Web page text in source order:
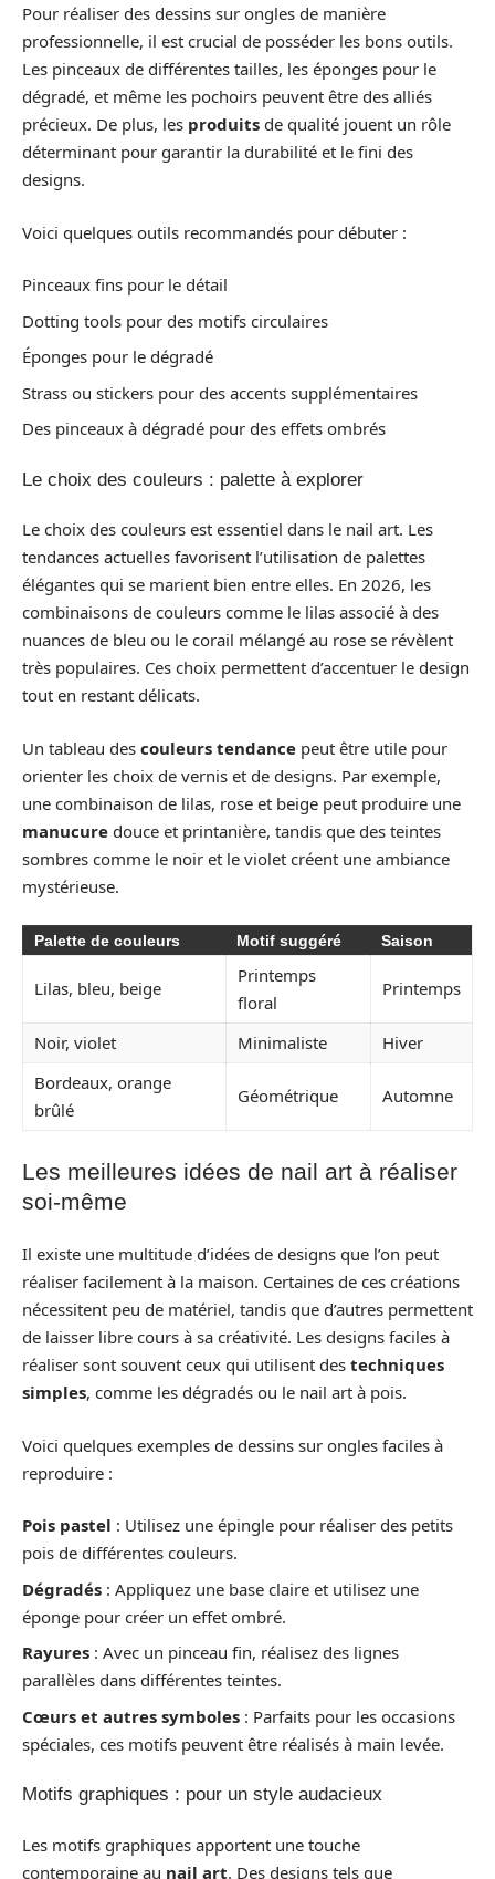
Pour réaliser des dessins sur ongles de manière
professionnelle, il est crucial de posséder les bons outils.
Les pinceaux de différentes tailles, les éponges pour le
dégradé, et même les pochoirs peuvent être des alliés
précieux. De plus, les produits de qualité jouent un rôle
déterminant pour garantir la durabilité et le fini des
designs.
Voici quelques outils recommandés pour débuter :
Pinceaux fins pour le détail
Dotting tools pour des motifs circulaires
Éponges pour le dégradé
Strass ou stickers pour des accents supplémentaires
Des pinceaux à dégradé pour des effets ombrés
Le choix des couleurs : palette à explorer
Le choix des couleurs est essentiel dans le nail art. Les
tendances actuelles favorisent l’utilisation de palettes
élégantes qui se marient bien entre elles. En 2026, les
combinaisons de couleurs comme le lilas associé à des
nuances de bleu ou le corail mélangé au rose se révèlent
très populaires. Ces choix permettent d’accentuer le design
tout en restant délicats.
Un tableau des couleurs tendance peut être utile pour
orienter les choix de vernis et de designs. Par exemple,
une combinaison de lilas, rose et beige peut produire une
manucure douce et printanière, tandis que des teintes
sombres comme le noir et le violet créent une ambiance
mystérieuse.
Palette de couleurs Motif suggéré Saison
Lilas, bleu, beige
Printemps
floral
Printemps
Noir, violet Minimaliste
Hiver
Bordeaux, orange
brûlé
Géométrique Automne
Les meilleures idées de nail art à réaliser
soi-même
Il existe une multitude d’idées de designs que l’on peut
réaliser facilement à la maison. Certaines de ces créations
nécessitent peu de matériel, tandis que d’autres permettent
de laisser libre cours à sa créativité. Les designs faciles à
réaliser sont souvent ceux qui utilisent des techniques
simples, comme les dégradés ou le nail art à pois.
Voici quelques exemples de dessins sur ongles faciles à
reproduire :
Pois pastel : Utilisez une épingle pour réaliser des petits
pois de différentes couleurs.
Dégradés : Appliquez une base claire et utilisez une
éponge pour créer un effet ombré.
Rayures : Avec un pinceau fin, réalisez des lignes
parallèles dans différentes teintes.
Cœurs et autres symboles : Parfaits pour les occasions
spéciales, ces motifs peuvent être réalisés à main levée.
Motifs graphiques : pour un style audacieux
Les motifs graphiques apportent une touche
contemporaine au nail art. Des designs tels que